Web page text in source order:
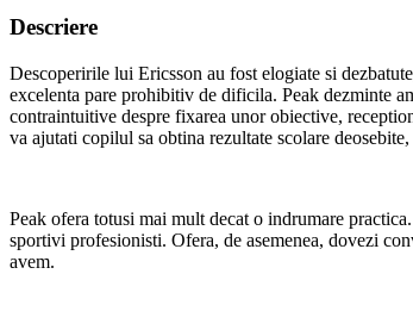
Descriere
Descoperirile lui Ericsson au fost elogiate si
excelenta pare prohibitiv de dificila. Peak dezminte
contraintuitive despre fixarea unor obiective,
va ajutati copilul sa obtina rezultate scolare
Peak ofera totusi mai mult decat o indrumare
sportivi profesionisti. Ofera, de asemenea, dovezi
avem.